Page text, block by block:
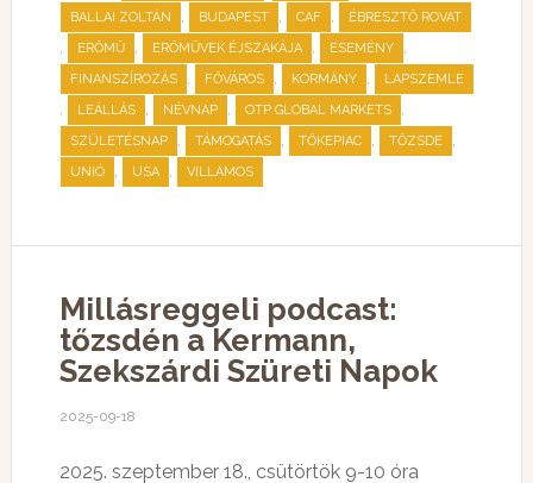
BALLAI ZOLTÁN , BUDAPEST , CAF , ÉBRESZTŐ ROVAT
, ERŐMŰ , ERŐMŰVEK ÉJSZAKÁJA , ESEMÉNY ,
FINANSZÍROZÁS , FŐVÁROS , KORMÁNY , LAPSZEMLE
, LEÁLLÁS , NÉVNAP , OTP GLOBAL MARKETS ,
SZÜLETÉSNAP , TÁMOGATÁS , TŐKEPIAC , TŐZSDE ,
UNIÓ , USA , VILLAMOS
Millásreggeli podcast:
tőzsdén a Kermann,
Szekszárdi Szüreti Napok
2025-09-18
2025. szeptember 18., csütörtök 9-10 óra